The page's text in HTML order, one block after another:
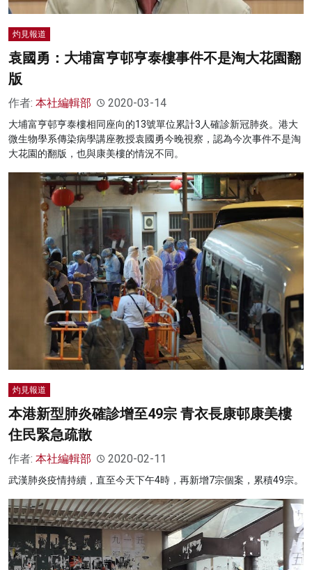
灼見報道
袁國勇：大埔富亨邨亨泰樓事件不是淘大花園翻
版
作者: 本社編輯部 2020-03-14
大埔富亨邨亨泰樓相同座向的13號單位累計3人確診新冠肺炎。港大
微生物學系傳染病學講座教授袁國勇今晚視察，認為今次事件不是淘
大花園的翻版，也與康美樓的情況不同。
灼見報道
本港新型肺炎確診增至49宗 青衣長康邨康美樓
住民緊急疏散
作者: 本社編輯部 2020-02-11
武漢肺炎疫情持續，直至今天下午4時，再新增7宗個案，累積49宗。